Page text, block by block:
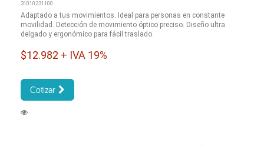
31010231100
Adaptado a tus movimientos. Ideal para personas en constante
movilidad. Detección de movimiento óptico preciso. Diseño ultra
delgado y ergonómico para fácil traslado.
$12.982 + IVA 19%
Cotizar